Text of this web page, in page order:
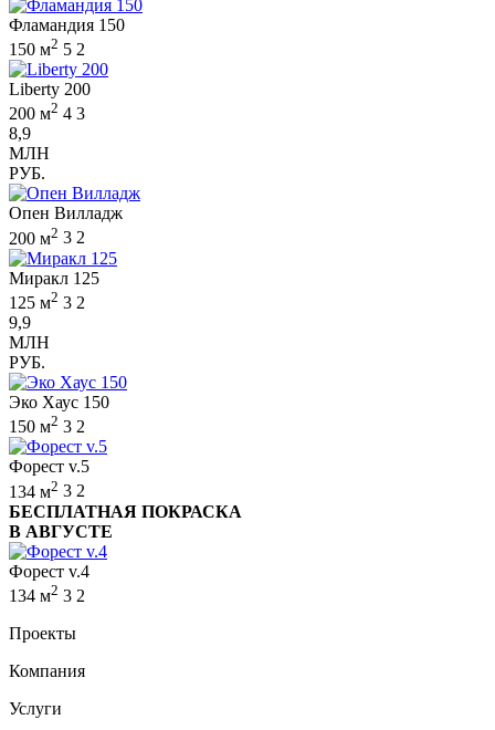
Фламандия 150
150 м2 5 2
Liberty 200
200 м2 4 3
8,9
МЛН
РУБ.
Опен Вилладж
200 м2 3 2
Миракл 125
125 м2 3 2
9,9
МЛН
РУБ.
Эко Хаус 150
150 м2 3 2
Форест v.5
134 м2 3 2
БЕСПЛАТНАЯ ПОКРАСКА
В АВГУСТЕ
Форест v.4
134 м2 3 2
Проекты
Компания
Услуги